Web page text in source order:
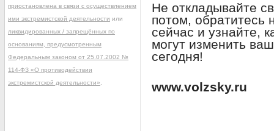
Не откладывайте
потом, обратитесь
сейчас и узнайте,
могут изменить
сегодня!
www.volzsky.ru
приостановлена в связи с осуществлением
ими экстремистской деятельности или
ликвидированных / запрещённых по
основаниям, предусмотренным
Федеральным законом от 25.07.2002 №
114-ФЗ «О противодействии
экстремистской деятельности»